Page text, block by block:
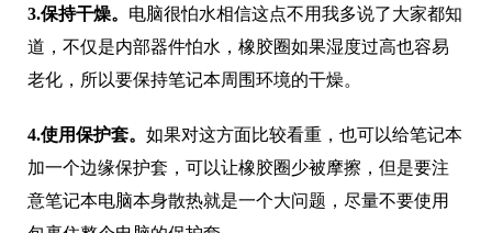
3.保持干燥。 电脑很怕水相信这点不用我多说了大家都知
道，不仅是内部器件怕水，橡胶圈如果湿度过高也容易
老化，所以要保持笔记本周围环境的干燥。
4.使用保护套。 如果对这方面比较看重，也可以给笔记本
加一个边缘保护套，可以让橡胶圈少被摩擦，但是要注
意笔记本电脑本身散热就是一个大问题，尽量不要使用